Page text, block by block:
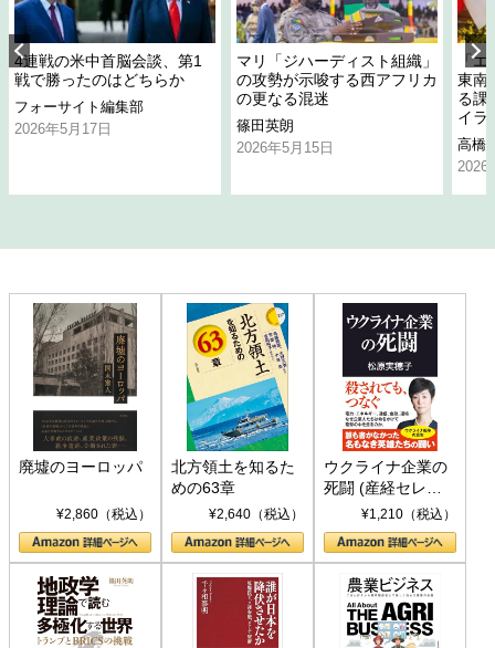
4連戦の米中首脳会談、第1
戦で勝ったのはどちらか
フォーサイト編集部
2026年5月17日
マリ「ジハーディスト組織」
の攻勢が示唆する西アフリカ
の更なる混迷
篠田英朗
2026年5月15日
「
東南
る課
イラ
高橋
2026
廃墟のヨーロッパ
¥2,860（税込）
北方領土を知るた
めの63章
¥2,640（税込）
ウクライナ企業の
死闘 (産経セレク
ト S 039)¥1,210（税込）